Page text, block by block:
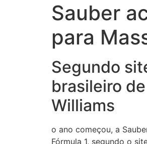
Sauber
para
Segundo
brasileiro
Williams
o ano começou, a
Fórmula 1, segundo o